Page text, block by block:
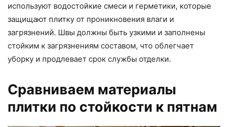
используют водостойкие смеси и герметики, которые
защищают плитку от проникновения влаги и
загрязнений. Швы должны быть узкими и заполнены
стойким к загрязнениям составом, что облегчает
уборку и продлевает срок службы отделки.
Сравниваем материалы
плитки по стойкости к пятнам